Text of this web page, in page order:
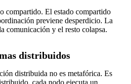
compartido. El estado compartido
previene desperdicio. La
comunicación y el resto colapsa.
distribuidos
distribuida no es metafórica. Es